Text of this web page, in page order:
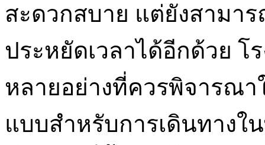
สะดวกสบาย แต่ยังสามา
ประหยัดเวลาได้อีกด้วย
หลายอย่างที่ควรพิจารณ
แบบสำหรับการเดินทาง